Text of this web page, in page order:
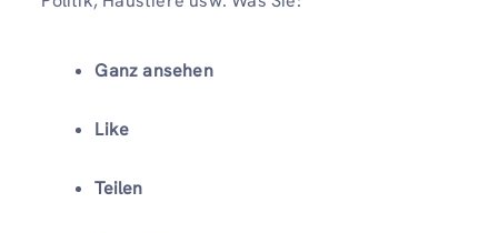
Ganz ansehen
Like
Teilen